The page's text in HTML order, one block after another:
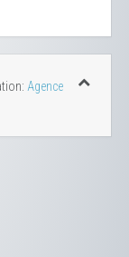
Agence